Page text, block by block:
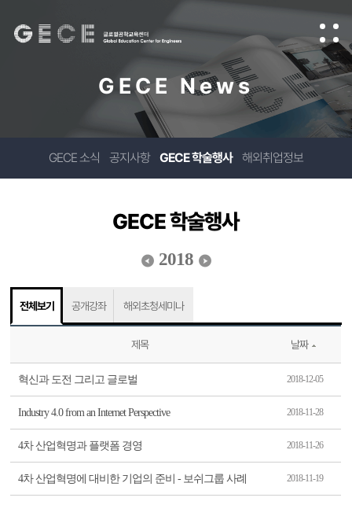
GECE News
GECE 소식 공지사항 GECE 학술행사 해외취업정보
GECE 학술행사
2018
전체보기 공개강좌 해외초청세미나
제목 날짜
혁신과 도전 그리고 글로벌 2018-12-05
Industry 4.0 from an Internet Perspective 2018-11-28
4차 산업혁명과 플랫폼 경영 2018-11-26
4차 산업혁명에 대비한 기업의 준비 - 보쉬그룹 사례 2018-11-19